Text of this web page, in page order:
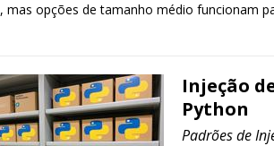
, mas opções de tamanho médio funcionam
Injeção
Python
Padrões de